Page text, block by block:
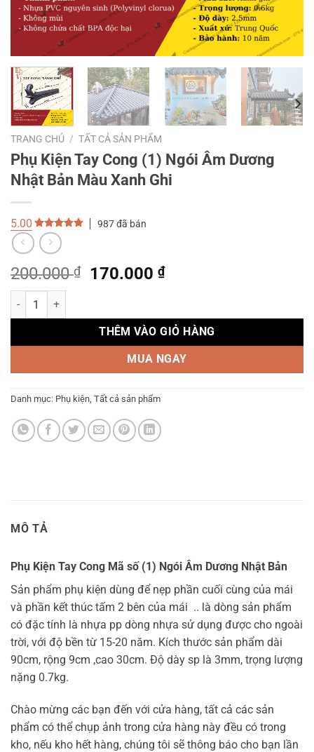
TRANG CHỦ / TẤT CẢ SẢN PHẨM
Phụ Kiện Tay Cong (1) Ngói Âm Dương
Nhật Bản Màu Xanh Ghi
5.00
5.00out of
987 đã bán
200.000₫
Giá
200.000 ₫.
170.000₫Giá
là:
170.000 ₫.
Phụ Kiện Tay Cong (1) Ngói Âm Dương Nhật Bản Màu Xanh Ghi số
THÊM VÀO GIỎ HÀNG
Danh mục: Phụ kiện, Tất cả sản phẩm
MÔ TẢ
Phụ Kiện Tay Cong Mã số (1) Ngói Âm Dương Nhật Bản
Sản phẩm phụ kiện dùng để nẹp phần cuối cùng của mái
và phần kết thúc tấm 2 bên của mái .. là dòng sản phẩm
có đặc tính là nhựa pp dòng nhựa sử dụng được cho ngoài
trời, với độ bền từ 15-20 năm. Kích thước sản phẩm dài
90cm, rộng 9cm ,cao 30cm. Độ dày sp là 3mm, trọng lượng
nặng 0.7kg.
Chào mừng các bạn đến với cửa hàng, tất cả các sản
phẩm có thể chụp ảnh trong cửa hàng này đều có trong
kho, nếu kho hết hàng, chúng tôi sẽ thông báo cho bạn lần